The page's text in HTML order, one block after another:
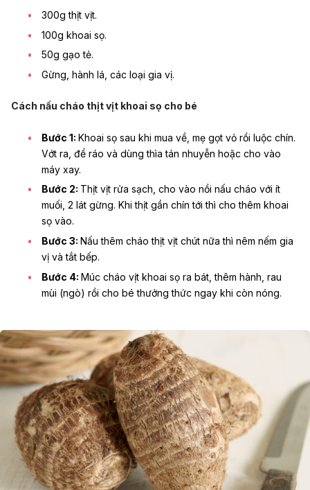
300g thịt vịt.
100g khoai sọ.
50g gạo tẻ.
Gừng, hành lá, các loại gia vị.
Cách nấu cháo thịt vịt khoai sọ cho bé
Bước 1: Khoai sọ sau khi mua về, mẹ gọt vỏ rồi luộc chín.
Vớt ra, để ráo và dùng thìa tán nhuyễn hoặc cho vào
máy xay.
Bước 2: Thịt vịt rửa sạch, cho vào nồi nấu cháo với ít
muối, 2 lát gừng. Khi thịt gần chín tới thì cho thêm khoai
sọ vào.
Bước 3: Nấu thêm cháo thịt vịt chút nữa thì nêm nếm gia
vị và tắt bếp.
Bước 4: Múc cháo vịt khoai sọ ra bát, thêm hành, rau
mùi (ngò) rồi cho bé thưởng thức ngay khi còn nóng.